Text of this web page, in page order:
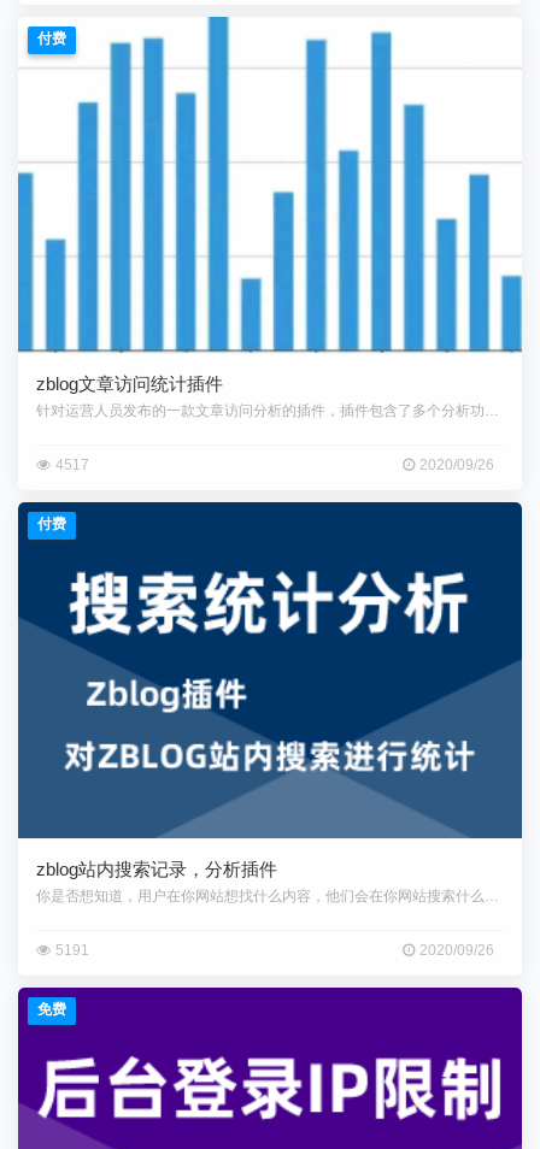
付费
zblog文章访问统计插件
针对运营人员发布的一款文章访问分析的插件，插件包含了多个分析功能，统计
4517 2020/09/26
付费
zblog站内搜索记录，分析插件
你是否想知道，用户在你网站想找什么内容，他们会在你网站搜索什么？如果你
5191 2020/09/26
免费